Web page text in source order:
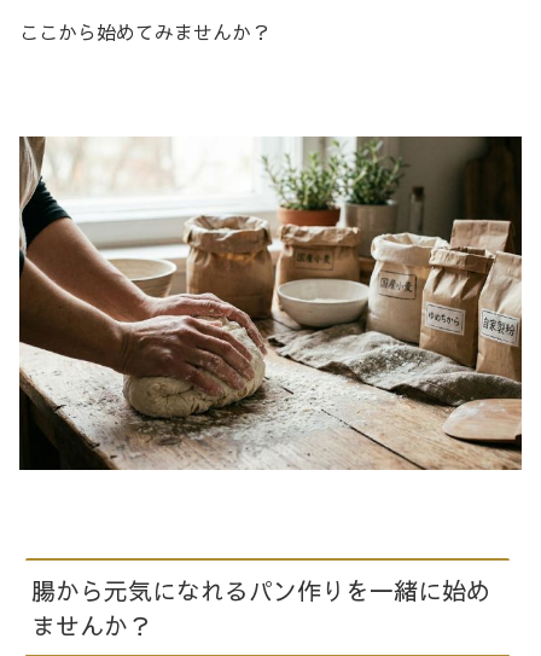
ここから始めてみませんか？
腸から元気になれるパン作りを一緒に始め
ませんか？